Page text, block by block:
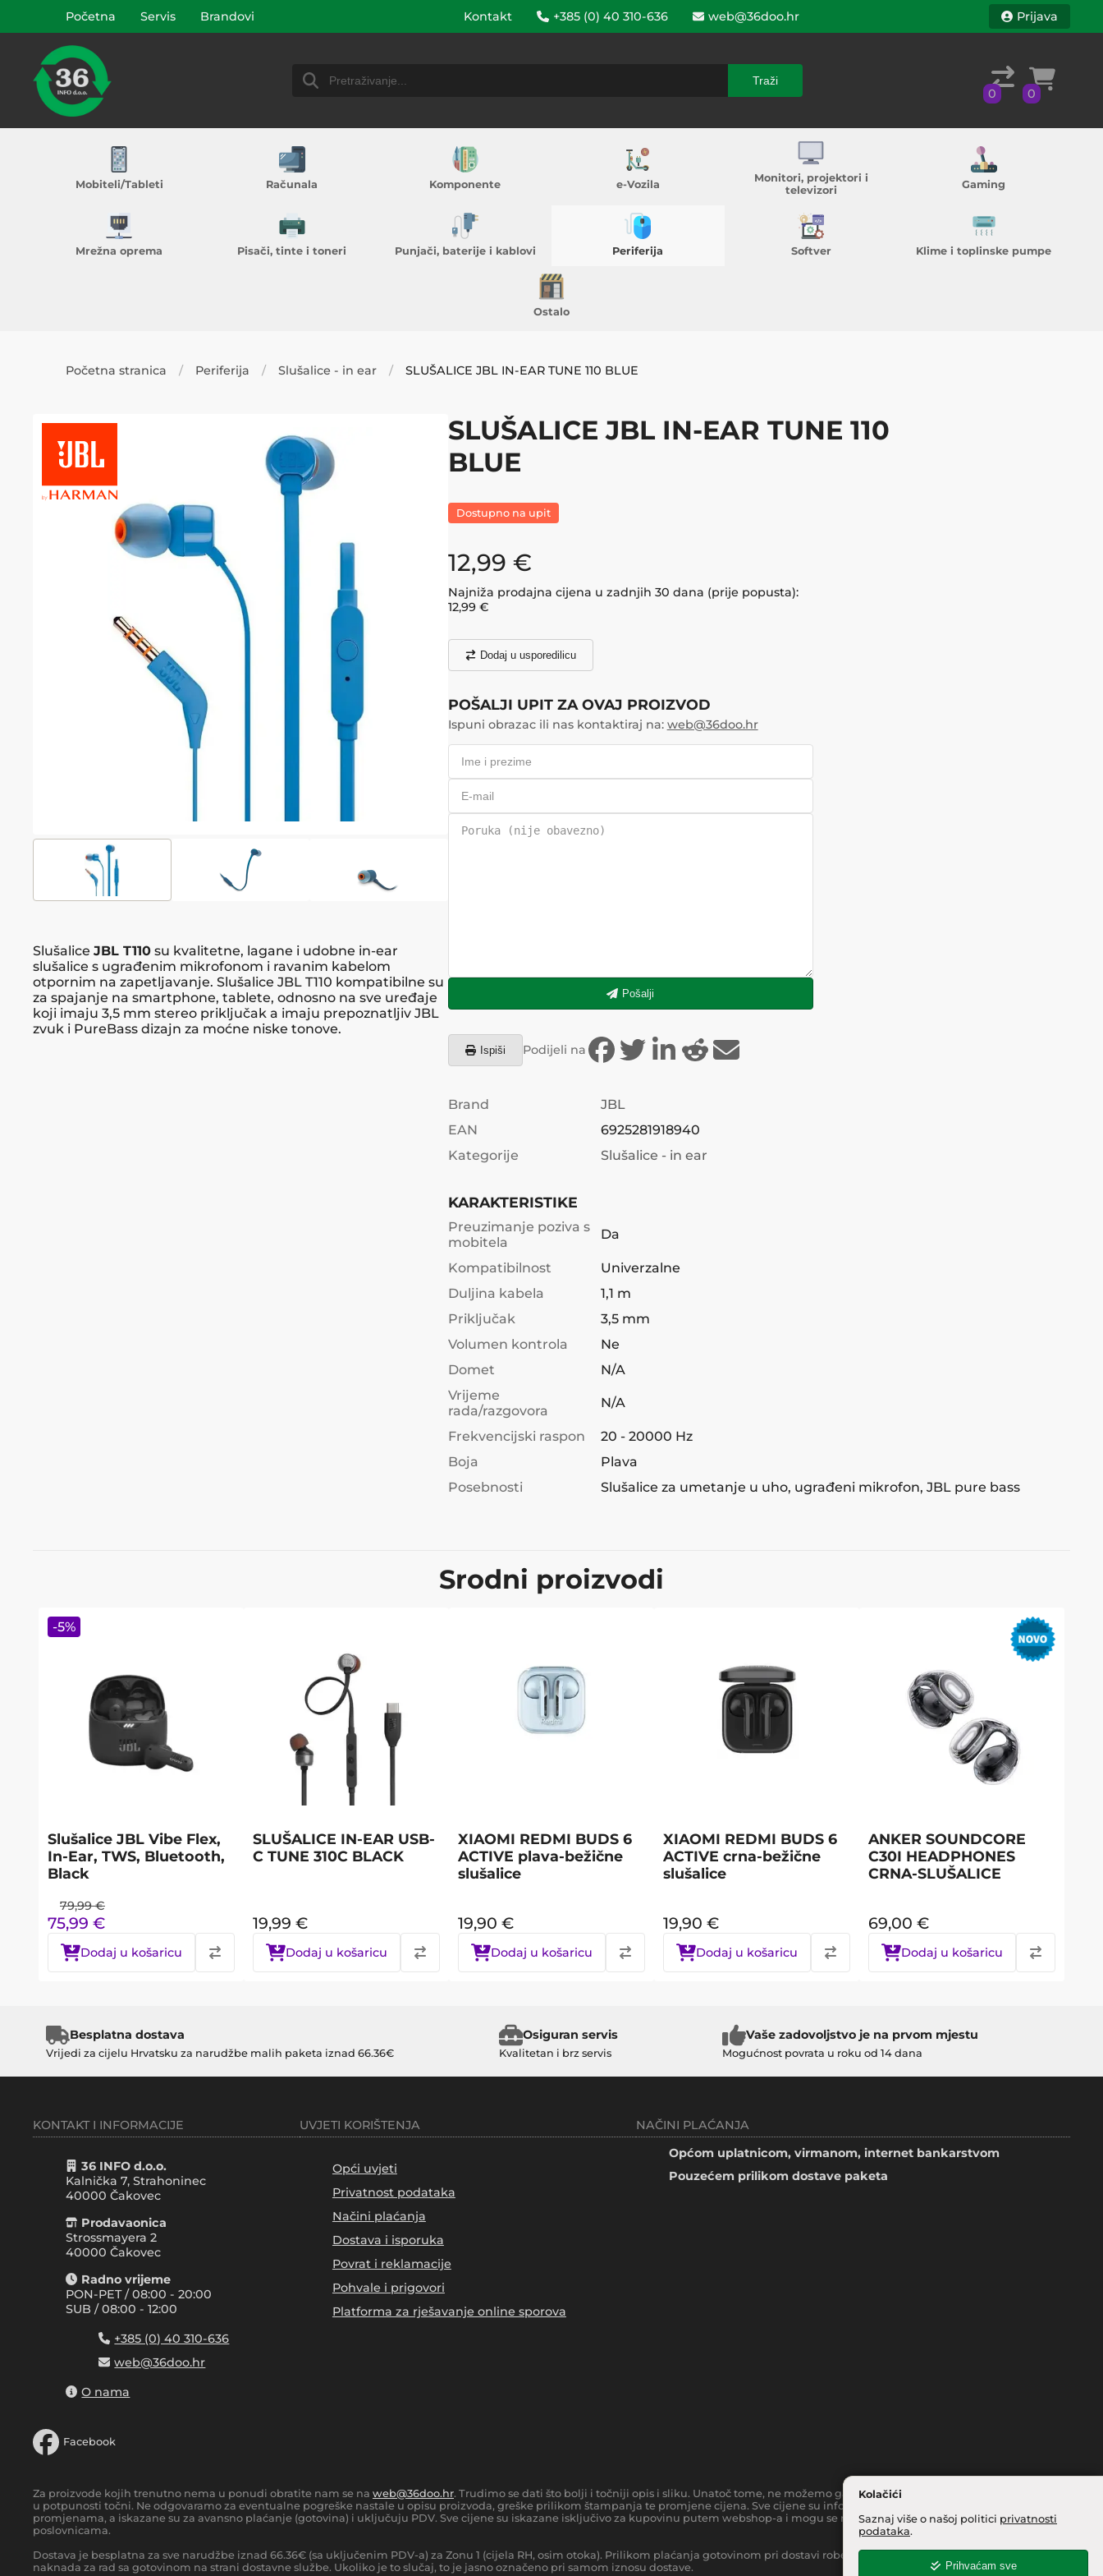
Traži
Početna Servis Brandovi Kontakt +385 (0) 40 310-636 web@36doo.hr Prijava
Traži
0 0
Mobiteli/Tableti Računala Komponente e-Vozila
Monitori, projektori i
televizori
Gaming
Mrežna oprema Pisači, tinte i toneri Punjači, baterije i kablovi Periferija Softver Klime i toplinske pumpe
Ostalo
Kolačići
Saznaj više o našoj politici privatnosti
podataka.
Prihvaćam sve
Početna stranica Periferija Slušalice - in ear SLUŠALICE JBL IN-EAR TUNE 110 BLUE
Slušalice JBL T110 su kvalitetne, lagane i udobne in-ear
slušalice s ugrađenim mikrofonom i ravanim kabelom
otpornim na zapetljavanje. Slušalice JBL T110 kompatibilne su
za spajanje na smartphone, tablete, odnosno na sve uređaje
koji imaju 3,5 mm stereo priključak a imaju prepoznatljiv JBL
zvuk i PureBass dizajn za moćne niske tonove.
SLUŠALICE JBL IN-EAR TUNE 110
BLUE
Dostupno na upit
12,99 €
Najniža prodajna cijena u zadnjih 30 dana (prije popusta):
12,99 €
Dodaj u usporedilicu
POŠALJI UPIT ZA OVAJ PROIZVOD
Ispuni obrazac ili nas kontaktiraj na: web@36doo.hr
Pošalji
Ispiši Podijeli na
Brand
JBL
EAN
6925281918940
Kategorije
Slušalice - in ear
KARAKTERISTIKE
Preuzimanje poziva s
mobitela
Da
Kompatibilnost
Univerzalne
Duljina kabela
1,1 m
Priključak
3,5 mm
Volumen kontrola
Ne
Domet
N/A
Vrijeme
rada/razgovora
N/A
Frekvencijski raspon
20 - 20000 Hz
Boja
Plava
Posebnosti
Slušalice za umetanje u uho, ugrađeni mikrofon, JBL pure bass
Srodni proizvodi
Slušalice JBL Vibe Flex,
In-Ear, TWS, Bluetooth,
Black
79,99 €
75,99 €
Dodaj u košaricu
-5%
SLUŠALICE IN-EAR USB-
C TUNE 310C BLACK
19,99 €
Dodaj u košaricu
XIAOMI REDMI BUDS 6
ACTIVE plava-bežične
slušalice
19,90 €
Dodaj u košaricu
XIAOMI REDMI BUDS 6
ACTIVE crna-bežične
slušalice
19,90 €
Dodaj u košaricu
ANKER SOUNDCORE
C30I HEADPHONES
CRNA-SLUŠALICE
69,00 €
Dodaj u košaricu
Besplatna dostava
Vrijedi za cijelu Hrvatsku za narudžbe malih paketa iznad 66.36€
Osiguran servis
Kvalitetan i brz servis
Vaše zadovoljstvo je na prvom mjestu
Mogućnost povrata u roku od 14 dana
KONTAKT I INFORMACIJE
36 INFO d.o.o.
Kalnička 7, Strahoninec
40000 Čakovec
Prodavaonica
Strossmayera 2
40000 Čakovec
Radno vrijeme
PON-PET / 08:00 - 20:00
SUB / 08:00 - 12:00
+385 (0) 40 310-636
web@36doo.hr
O nama
Facebook
UVJETI KORIŠTENJA
Opći uvjeti
Privatnost podataka
Načini plaćanja
Dostava i isporuka
Povrat i reklamacije
Pohvale i prigovori
Platforma za rješavanje online sporova
NAČINI PLAĆANJA
Općom uplatnicom, virmanom, internet bankarstvom
Pouzećem prilikom dostave paketa
Za proizvode kojih trenutno nema u ponudi obratite nam se na web@36doo.hr. Trudimo se dati što bolji i točniji opis i sliku. Unatoč tome, ne možemo garantirati da su svi navedeni podaci i slike
u potpunosti točni. Ne odgovaramo za eventualne pogreške nastale u opisu proizvoda, greške prilikom štampanja te promjene cijena. Sve cijene su informativnog karaktera i podložne su
promjenama, a iskazane su za avansno plaćanje (gotovina) i uključuju PDV. Sve cijene su iskazane isključivo za kupovinu putem webshop-a i mogu se razlikovati od cijena u našim
poslovnicama.
Dostava je besplatna za sve narudžbe iznad 66.36€ (sa uključenim PDV-a) za Zonu 1 (cijela RH, osim otoka). Prilikom plaćanja gotovinom pri dostavi robe na kućnu adresu, moguća je manja
naknada za rad sa gotovinom na strani dostavne službe. Ukoliko je to slučaj, to je jasno označeno pri samom iznosu dostave.